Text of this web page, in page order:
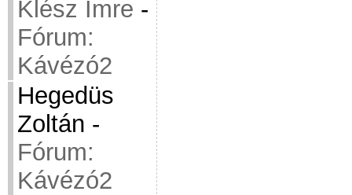
Klész Imre -
Fórum:
Kávézó2
Hegedüs
Zoltán -
Fórum:
Kávézó2